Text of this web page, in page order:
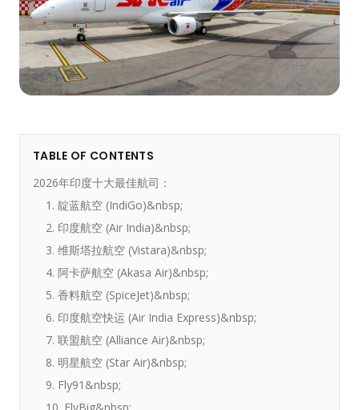
TABLE OF CONTENTS
2026年印度十大最佳航司：
1. 靛蓝航空 (IndiGo)&nbsp;
2. 印度航空 (Air India)&nbsp;
3. 维斯塔拉航空 (Vistara)&nbsp;
4. 阿卡萨航空 (Akasa Air)&nbsp;
5. 香料航空 (SpiceJet)&nbsp;
6. 印度航空快运 (Air India Express)&nbsp;
7. 联盟航空 (Alliance Air)&nbsp;
8. 明星航空 (Star Air)&nbsp;
9. Fly91&nbsp;